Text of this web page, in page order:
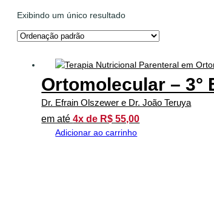
Exibindo um único resultado
Ortomolecular – 3°
Dr. Efrain Olszewer e Dr. João Teruya
em até4x de R$ 55,00
Adicionar ao carrinho